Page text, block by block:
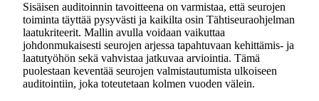
Sisäisen auditoinnin tavoitteena on varmistaa, että seurojen
toiminta täyttää pysyvästi ja kaikilta osin Tähtiseuraohjelman
laatukriteerit. Mallin avulla voidaan vaikuttaa
johdonmukaisesti seurojen arjessa tapahtuvaan kehittämis- ja
laatutyöhön sekä vahvistaa jatkuvaa arviointia. Tämä
puolestaan keventää seurojen valmistautumista ulkoiseen
auditointiin, joka toteutetaan kolmen vuoden välein.